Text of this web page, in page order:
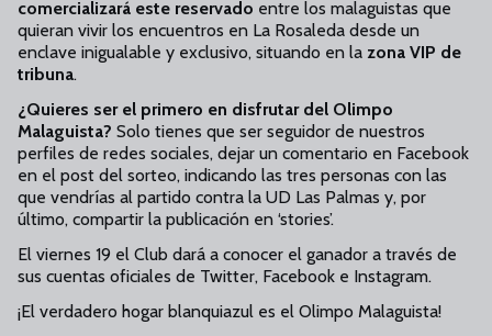
comercializará este reservado entre los malaguistas que
quieran vivir los encuentros en La Rosaleda desde un
enclave inigualable y exclusivo, situando en la zona VIP de
tribuna.
¿Quieres ser el primero en disfrutar del Olimpo
Malaguista? Solo tienes que ser seguidor de nuestros
perfiles de redes sociales, dejar un comentario en Facebook
en el post del sorteo, indicando las tres personas con las
que vendrías al partido contra la UD Las Palmas y, por
último, compartir la publicación en ‘stories’.
El viernes 19 el Club dará a conocer el ganador a través de
sus cuentas oficiales de Twitter, Facebook e Instagram.
¡El verdadero hogar blanquiazul es el Olimpo Malaguista!